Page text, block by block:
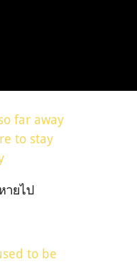
far away
to stay
ายไป
to be